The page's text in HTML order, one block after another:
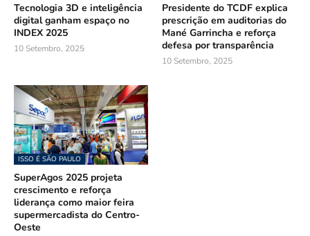
Tecnologia 3D e inteligência
digital ganham espaço no
INDEX 2025
10 Setembro, 2025
Presidente do TCDF explica
prescrição em auditorias do
Mané Garrincha e reforça
defesa por transparência
10 Setembro, 2025
ISSO É SÃO PAULO
SuperAgos 2025 projeta
crescimento e reforça
liderança como maior feira
supermercadista do Centro-
Oeste